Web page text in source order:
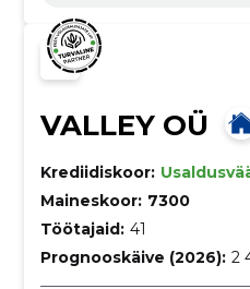
VALLEY OÜ
Krediidiskoor:
Maineskoor: 7300
Töötajaid: 41
Prognooskäive (2026): 2